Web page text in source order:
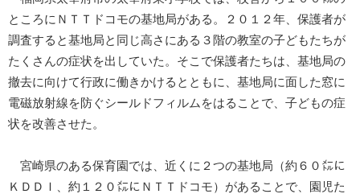
ところにＮＴＴドコモの基地局がある。２０１２年、保護者が
調査すると基地局と同じ高さにある３階の教室の子どもたちが
たくさんの症状を出していた。そこで保護者たちは、基地局の
撤去に向けて行政に働きかけるとともに、基地局に面した窓に
電磁放射線を防ぐシールドフィルムをはることで、子どもの症
状を改善させた。
宮崎県のある保育園では、近くに２つの基地局（約６０㍍に
ＫＤＤＩ、約１２０㍍にＮＴＴドコモ）があることで、園児た